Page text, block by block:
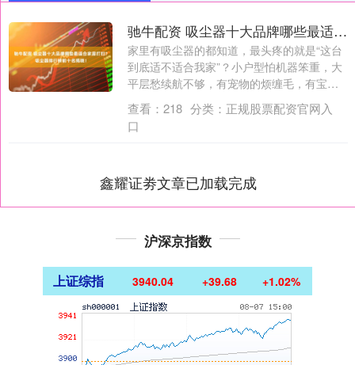
驰牛配资 吸尘器十大品牌哪些最适合家居打扫？吸尘器排行榜前十名揭晓！
家里有吸尘器的都知道，最头疼的就是“这台
到底适不适合我家”？小户型怕机器笨重，大
平层愁续航不够，有宠物的烦缠毛，有宝宝
的....
查看： 218 分类： 正规股票配资官网入
口
鑫耀证劵文章已加载完成
沪深京指数
上证综指 3940.04 +39.68 +1.02%